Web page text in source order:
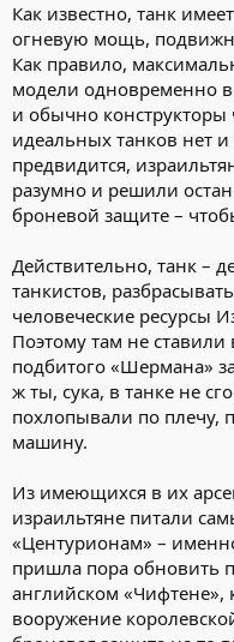
Как известно, танк
огневую мощь,
Как правило,
модели одновременно
и обычно
идеальных танков нет
предвидится,
разумно и решили
броневой защите –
Действительно, танк –
танкистов,
человеческие ресурсы
Поэтому там не ставили
подбитого «Шермана»
ж ты, сука, в танке не
похлопывали по плечу,
машину.
Из имеющихся в их
израильтяне питали
«Центурионам» –
пришла пора обновить
английском «Чифтене»,
вооружение